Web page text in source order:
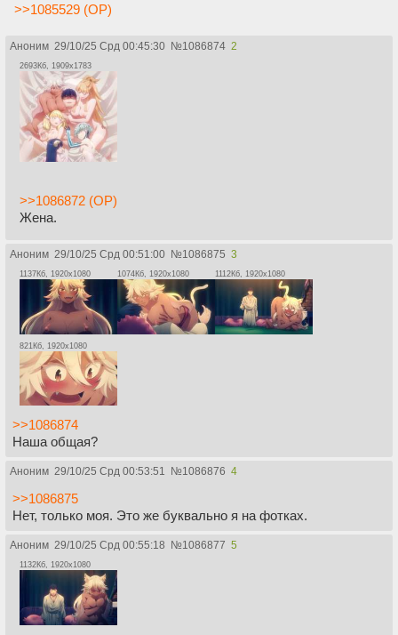
>>1085529 (OP)
Аноним 29/10/25 Срд 00:45:30 №1086874 2
2693Кб, 1909x1783
>>1086872 (OP)
Жена.
Аноним 29/10/25 Срд 00:51:00 №1086875 3
1137Кб, 1920x1080 1074Кб, 1920x1080 1112Кб, 1920x1080
821Кб, 1920x1080
>>1086874
Наша общая?
Аноним 29/10/25 Срд 00:53:51 №1086876 4
>>1086875
Нет, только моя. Это же буквально я на фотках.
Аноним 29/10/25 Срд 00:55:18 №1086877 5
1132Кб, 1920x1080